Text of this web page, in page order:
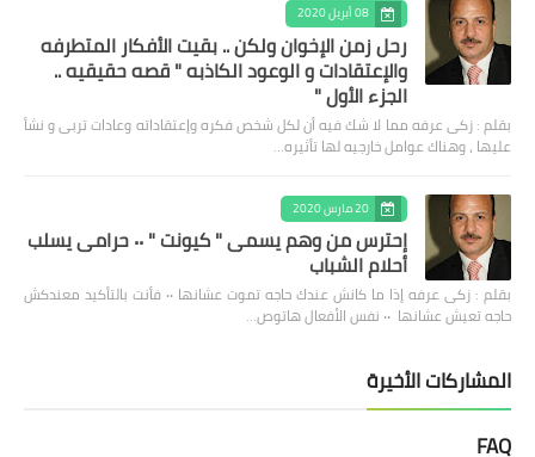
08 أبريل 2020
رحل زمن الإخوان ولكن .. بقيت الأفكار المتطرفه
والإعتقادات و الوعود الكاذبه " قصه حقيقيه ..
الجزء الأول "
بقلم : زكى عرفه مما لا شك فيه أن لكل شخص فكره وإعتقاداته وعادات تربى و نشأ
عليها ، وهناك عوامل خارجيه لها تأثيره…
20 مارس 2020
إحترس من وهم يسمى " كيونت " ٠٠ حرامى يسلب
أحلام الشباب
بقلم : زكى عرفه ‎إذا ما كانش عندك حاجه تموت عشانها ٠٠ فأنت بالتأكيد معندكش
حاجه تعيش عشانها ٠٠ نفس الأفعال هاتوص…
المشاركات الأخيرة
FAQ